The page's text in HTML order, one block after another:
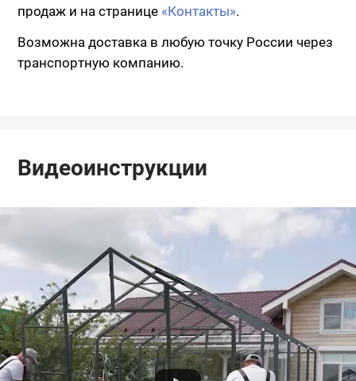
продаж и на странице «Контакты».
Возможна доставка в любую точку России через
транспортную компанию.
Видеоинструкции